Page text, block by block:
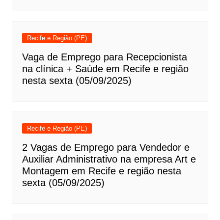
Recife e Região (PE)
Vaga de Emprego para Recepcionista
na clínica + Saúde em Recife e região
nesta sexta (05/09/2025)
Recife e Região (PE)
2 Vagas de Emprego para Vendedor e
Auxiliar Administrativo na empresa Art e
Montagem em Recife e região nesta
sexta (05/09/2025)